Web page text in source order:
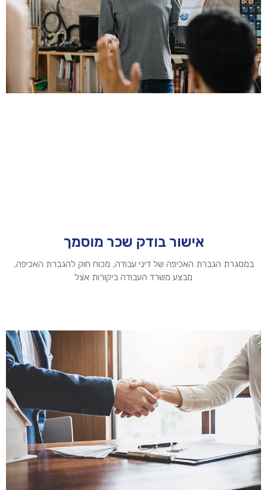
אישור בודק שכר מוסמך
במסגרת הגברת האכיפה של דיני עבודה, מכוח חוק להגברת האכיפה,
מבצע משרד העבודה ביקורות אצל